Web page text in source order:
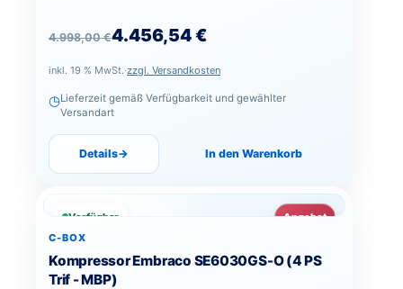
4.998,00€
Ursprünglicher Preis war: 4.998,00 €
4.456,54€
Aktueller Preis ist: 4.456,54 €.
inkl. 19 % MwSt.·zzgl. Versandkosten
◷Lieferzeit gemäß Verfügbarkeit und gewählter
Versandart
Details→ In den Warenkorb
Verfügbar
Angebot
C-BOX
Kompressor Embraco SE6030GS-O (4 PS
Trif - MBP)